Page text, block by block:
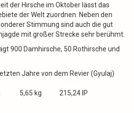
der Hirsche im Oktober lässt das
der Welt zuordnen. Neben den
Stimmung sind auch die gut
mit großer Strecke sehr berühmt.
900 Damhirsche, 50 Rothirsche und
Jahre von dem Revier (Gyulaj)
5,65 kg 215,24 IP